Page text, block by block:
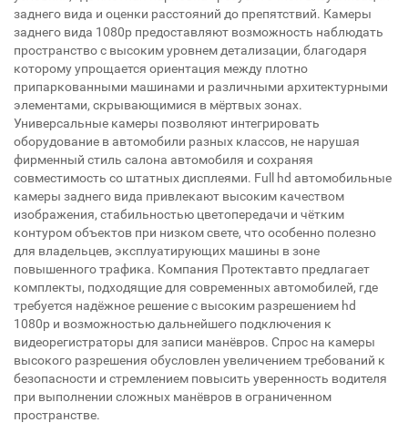
заднего вида и оценки расстояний до препятствий. Камеры
заднего вида 1080p предоставляют возможность наблюдать
пространство с высоким уровнем детализации, благодаря
которому упрощается ориентация между плотно
припаркованными машинами и различными архитектурными
элементами, скрывающимися в мёртвых зонах.
Универсальные камеры позволяют интегрировать
оборудование в автомобили разных классов, не нарушая
фирменный стиль салона автомобиля и сохраняя
совместимость со штатных дисплеями. Full hd автомобильные
камеры заднего вида привлекают высоким качеством
изображения, стабильностью цветопередачи и чётким
контуром объектов при низком свете, что особенно полезно
для владельцев, эксплуатирующих машины в зоне
повышенного трафика. Компания Протектавто предлагает
комплекты, подходящие для современных автомобилей, где
требуется надёжное решение с высоким разрешением hd
1080p и возможностью дальнейшего подключения к
видеорегистраторы для записи манёвров. Спрос на камеры
высокого разрешения обусловлен увеличением требований к
безопасности и стремлением повысить уверенность водителя
при выполнении сложных манёвров в ограниченном
пространстве.